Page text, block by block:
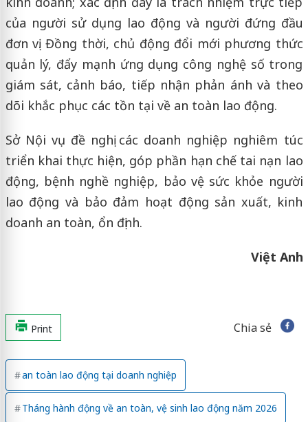
của người sử dụng lao động và người đứng đầu
đơn vị. Đồng thời, chủ động đổi mới phương thức
quản lý, đẩy mạnh ứng dụng công nghệ số trong
giám sát, cảnh báo, tiếp nhận phản ánh và theo
dõi khắc phục các tồn tại về an toàn lao động.
Sở Nội vụ đề nghị các doanh nghiệp nghiêm túc
triển khai thực hiện, góp phần hạn chế tai nạn lao
động, bệnh nghề nghiệp, bảo vệ sức khỏe người
lao động và bảo đảm hoạt động sản xuất, kinh
doanh an toàn, ổn định.
Việt Anh
Print Chia sẻ
an toàn lao động tại doanh nghiệp
Tháng hành động về an toàn, vệ sinh lao động năm 2026